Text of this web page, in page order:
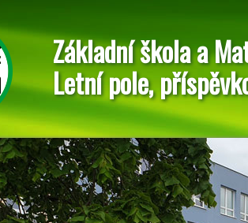
Základní škola a
Letní pole,